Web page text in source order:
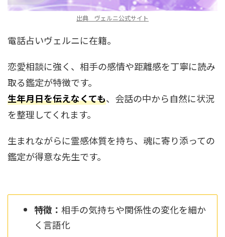
出典 ヴェルニ公式サイト
電話占いヴェルニに在籍。
恋愛相談に強く、相手の感情や距離感を丁寧に読み
取る鑑定が特徴です。
生年月日を伝えなくても、会話の中から自然に状況
を整理してくれます。
生まれながらに霊感体質を持ち、魂に寄り添っての
鑑定が得意な先生です。
特徴： 相手の気持ちや関係性の変化を細か
く言語化